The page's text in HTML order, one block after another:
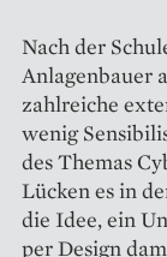
Nach der
Anlagenbauer
zahlreiche
wenig
des Themas
Lücken es in
die Idee, ein
per Design